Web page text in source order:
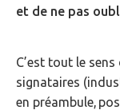
et de ne pas
C’est tout le
signataires
en préambule,